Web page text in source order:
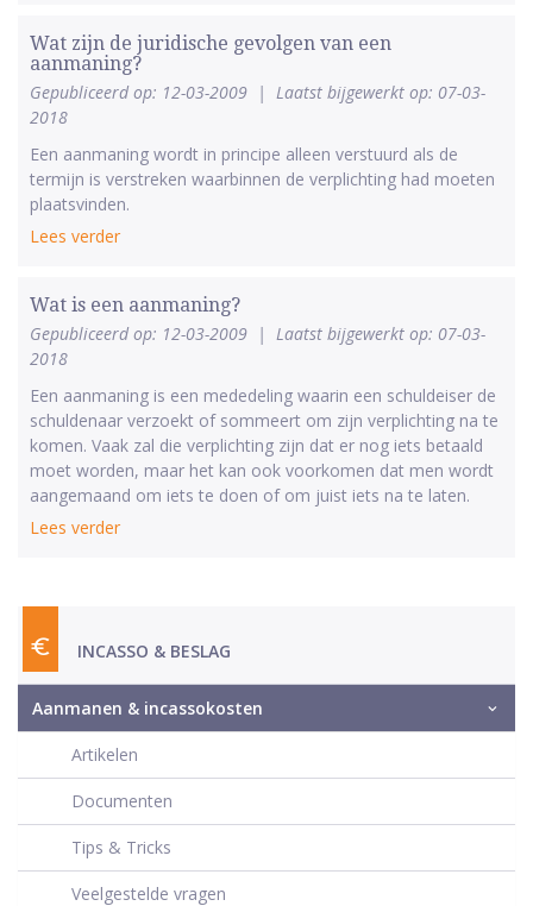
Wat zijn de juridische gevolgen van een
aanmaning?
Gepubliceerd op: 12-03-2009 | Laatst bijgewerkt op: 07-03-
2018
Een aanmaning wordt in principe alleen verstuurd als de
termijn is verstreken waarbinnen de verplichting had moeten
plaatsvinden.
Lees verder
Wat is een aanmaning?
Gepubliceerd op: 12-03-2009 | Laatst bijgewerkt op: 07-03-
2018
Een aanmaning is een mededeling waarin een schuldeiser de
schuldenaar verzoekt of sommeert om zijn verplichting na te
komen. Vaak zal die verplichting zijn dat er nog iets betaald
moet worden, maar het kan ook voorkomen dat men wordt
aangemaand om iets te doen of om juist iets na te laten.
Lees verder
INCASSO & BESLAG
Aanmanen & incassokosten
Artikelen
Documenten
Tips & Tricks
Veelgestelde vragen